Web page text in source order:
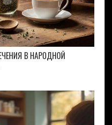
В НАРОДНОЙ